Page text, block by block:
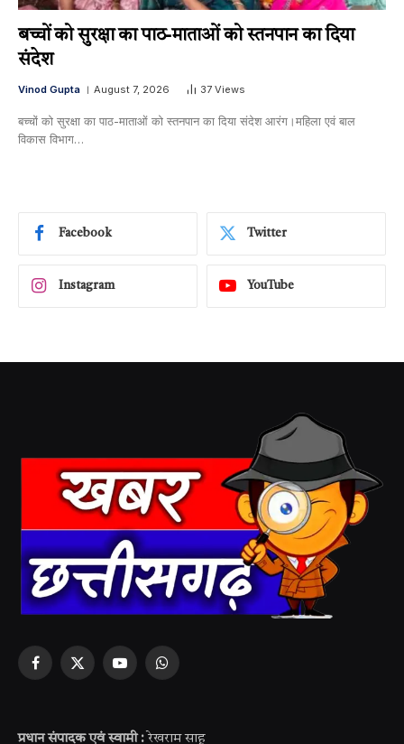
बच्चों को सुरक्षा का पाठ-माताओं को स्तनपान का दिया
संदेश
Vinod Gupta August 7, 2026 37 Views
बच्चों को सुरक्षा का पाठ-माताओं को स्तनपान का दिया संदेश आरंग।महिला एवं बाल
विकास विभाग…
Facebook Twitter
Instagram YouTube
Facebook
X
YouTubeWhatsApp
प्रधान संपादक एवं स्वामी : रेखराम साहू